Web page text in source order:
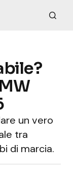
un vero
tra
di marcia.